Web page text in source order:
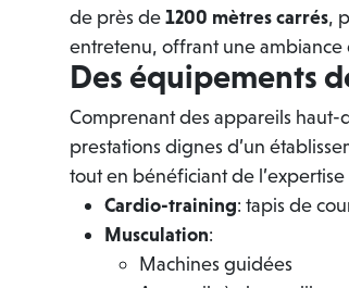
de près de1200 mètres carrés,
entretenu, offrant une
Des équipements
Comprenant des appareils haut-
prestations dignes d’un
tout en bénéficiant de
Cardio-training: tapis de
Musculation:
Machines guidées